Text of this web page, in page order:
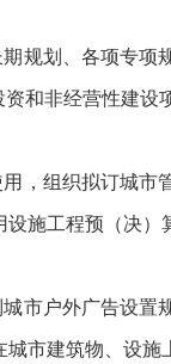
划、各项专项
和非经营性建
组织拟订城市
施工程预（决
户外广告设置
市建筑物、设